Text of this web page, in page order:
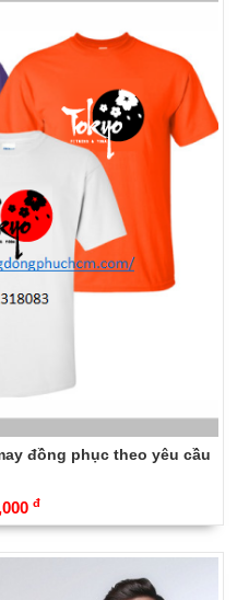
đồng phục theo yêu cầu
đ